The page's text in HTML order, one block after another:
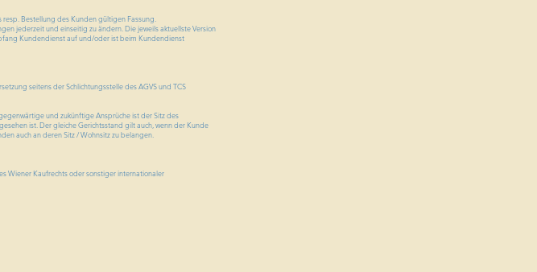
Bestellung des Kunden gültigen Fassung.
jederzeit und einseitig zu ändern. Die jeweils aktuellste Version
Kundendienst auf und/oder ist beim Kundendienst
seitens der Schlichtungsstelle des AGVS und TCS
und zukünftige Ansprüche ist der Sitz des
ist. Der gleiche Gerichtsstand gilt auch, wenn der Kunde
auch an deren Sitz / Wohnsitz zu belangen.
Wiener Kaufrechts oder sonstiger internationaler